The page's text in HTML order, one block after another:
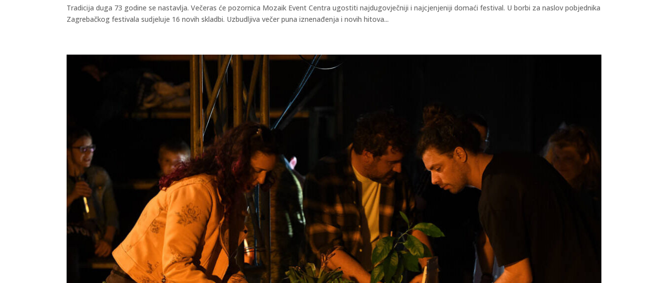
Tradicija duga 73 godine se nastavlja. Večeras će pozornica Mozaik Event Centra ugostiti najdugovječniji i najcjenjeniji domaći festival. U borbi za naslov pobjednika
Zagrebačkog festivala sudjeluje 16 novih skladbi. Uzbudljiva večer puna iznenađenja i novih hitova...